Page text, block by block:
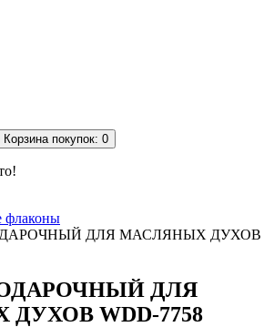
Корзина покупок: 0
ДЛЯ МАСЛЯНЫХ ДУХОВ
ДЛЯ
WDD-7758